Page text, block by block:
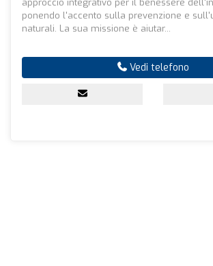
ponendo l'accento sulla prevenzione e
naturali. La sua missione è aiutar...
Vedi telefono